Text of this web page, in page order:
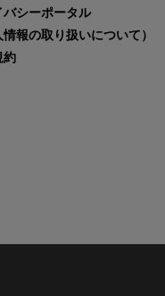
バシーポータル
情報の取り扱いについて）
約